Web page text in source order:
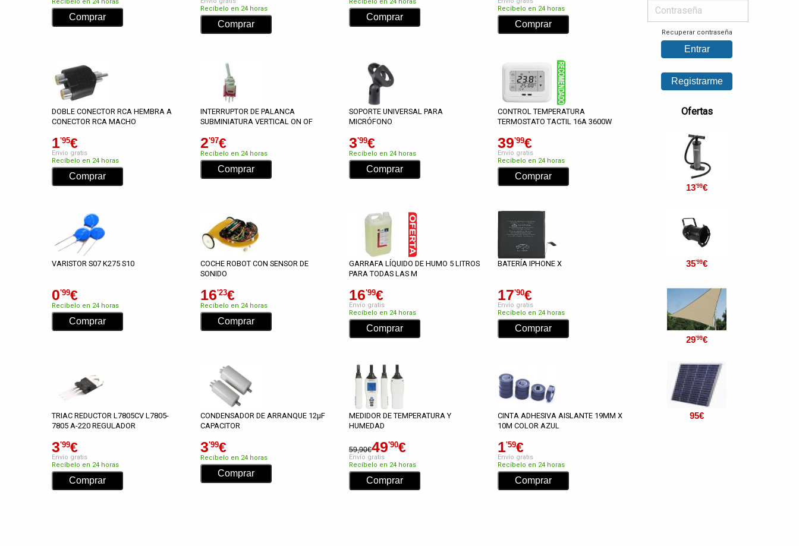
Recíbelo en 24 horas
Recíbelo en 24 horas
DOBLE CONECTOR RCA HEMBRA A
CONECTOR RCA MACHO
1'95€
Envío gratis
Recíbelo en 24 horas
INTERRUPTOR DE PALANCA
SUBMINIATURA VERTICAL ON OF
2'97€
Recíbelo en 24 horas
SOPORTE UNIVERSAL PARA
MICRÓFONO
3'99€
Recíbelo en 24 horas
CONTROL TEMPERATURA
TERMOSTATO TACTIL 16A 3600W
39'99€
Envío gratis
Recíbelo en 24 horas
VARISTOR S07 K275 S10
0'99€
Recíbelo en 24 horas
COCHE ROBOT CON SENSOR DE
SONIDO
16'23€
Recíbelo en 24 horas
GARRAFA LÍQUIDO DE HUMO 5 LITROS
PARA TODAS LAS M
16'99€
Envío gratis
Recíbelo en 24 horas
BATERÍA IPHONE X
17'90€
Envío gratis
Recíbelo en 24 horas
TRIAC REDUCTOR L7805CV L7805-
7805 A-220 REGULADOR
3'99€
Envío gratis
Recíbelo en 24 horas
CONDENSADOR DE ARRANQUE 12µF
CAPACITOR
3'99€
Recíbelo en 24 horas
MEDIDOR DE TEMPERATURA Y
HUMEDAD
59,90€49'90€
Envío gratis
Recíbelo en 24 horas
CINTA ADHESIVA AISLANTE 19MM X
10M COLOR AZUL
1'59€
Envío gratis
Recíbelo en 24 horas
Recuperar contraseña
Ofertas
13'99€
35'99€
29'99€
95€